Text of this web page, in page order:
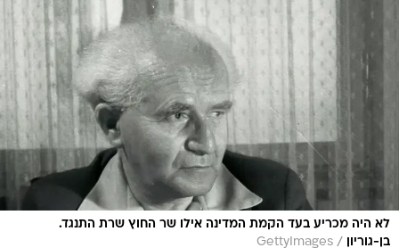
לא היה מכריע בעד הקמת המדינה אילו שר החוץ שרת התנגד.
בן-גוריון
/
GettyImages